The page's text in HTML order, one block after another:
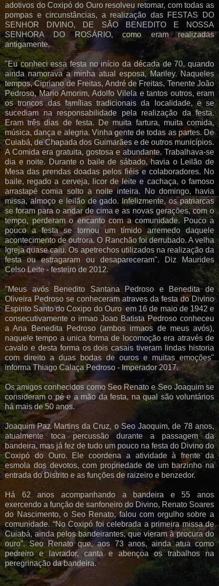
adotivos do Coxipó do Ouro resolveu retomar, com todas as
pompas e circunstâncias, a realização das FESTAS DO
SENHOR DIVINO, DE SÃO BENEDITO E NOSSA
SENHORA DO ROSÁRIO, como eram realizadas
antigamente.
"Eu conheci essa festa no início da década de 70, quando
ainda namorava a minha atual esposa, Mariley. Naqueles
tempos, Cipriano de Freitas, André de Freitas, Tenente João
Pedroso, Mario Amorim, Adolfo Vilela e tantos outros, eram
os troncos das famílias tradicionais da localidade, e se
sucediam na responsabilidade pela realização da festa.
Eram três dias de festa. De muita fartura, muita comida,
música, dança e alegria. Vinha gente de todas as partes. De
Cuiabá, de Chapada dos Guimarães e de outros municípios.
A Comida era gratuita, gostosa e abundante. Trabalhava-se
dia e noite. Durante o baile de sábado, havia o Leilão de
Mesa das prendas doadas pelos fiéis e colaboradores. No
baile, regado a cerveja, licor de leite e cachaça, o famoso
arrastapé comia solto a noite inteira. No domingo, havia
missa, almoço e leilão de gado. Infelizmente, os patriarcas
se foram para o andar de cima e as novas gerações, com o
tempo, perderam o encanto com a comunidade. Pouco a
pouco a festa se tornou um tímido arremedo daquele
acontecimento de outrora. O Ranchão foi derrubado. A velha
Igreja quase caiu. Os apetrechos utilizados na realização da
festa ou estragaram ou desapareceram". Diz Maurides
Celso Leite - festeiro de 2012.
"Meus avós Benedito Santana Pedroso e Benedita de
Oliveira Pedroso se conheceram atraves da festa do Divino
Espirito Santo do Coxipo do Ouro em 16 de maio de 1942 e
consecutivamente o irmao Joao Batista Pedroso conheceu
a Ana Benedita Pedroso (ambos irmaos de meus avós),
naquele tempo a unica forma de locomoção era através de
cavalo e desta forma os dois casais tiveram lindas historia
com direito a duas bodas de ouros e muitas emoções"
informa Thiago Calaça Pedroso - Imperador 2017.
Os amigos conhecidos como Seo Renato e Seo Joaquim se
consideram o pé e a mão da festa, na qual são voluntários
há mais de 50 anos.
Joaquim Paz Martins da Cruz, o Seo Jaoquim, de 78 anos,
atualmente toca percussão durante a passagem da
bandeira, mas já fez de tudo um pouco na festa do Divino do
Coxipó do Ouro. Ele coordena a atividade à frente da
esmola dos devotos, com propriedade de um barzinho na
entrada do Distrito e as funções de raizeiro e benzedor.
Há 62 anos acompanhando a bandeira e 55 anos
exercendo a função de sanfoneiro do Divino, Renato Soares
do Nascimento, o Seo Renato, falou com orgulho sobre a
comunidade. “No Coxipó foi celebrada a primeira missa de
Cuiabá, ainda pelos bandeirantes, que vieram à procura do
ouro”. Seo Renato que, aos 73 anos, ainda atua como
pedreiro e lavrador, canta e abençoa os trabalhos na
peregrinação da bandeira.